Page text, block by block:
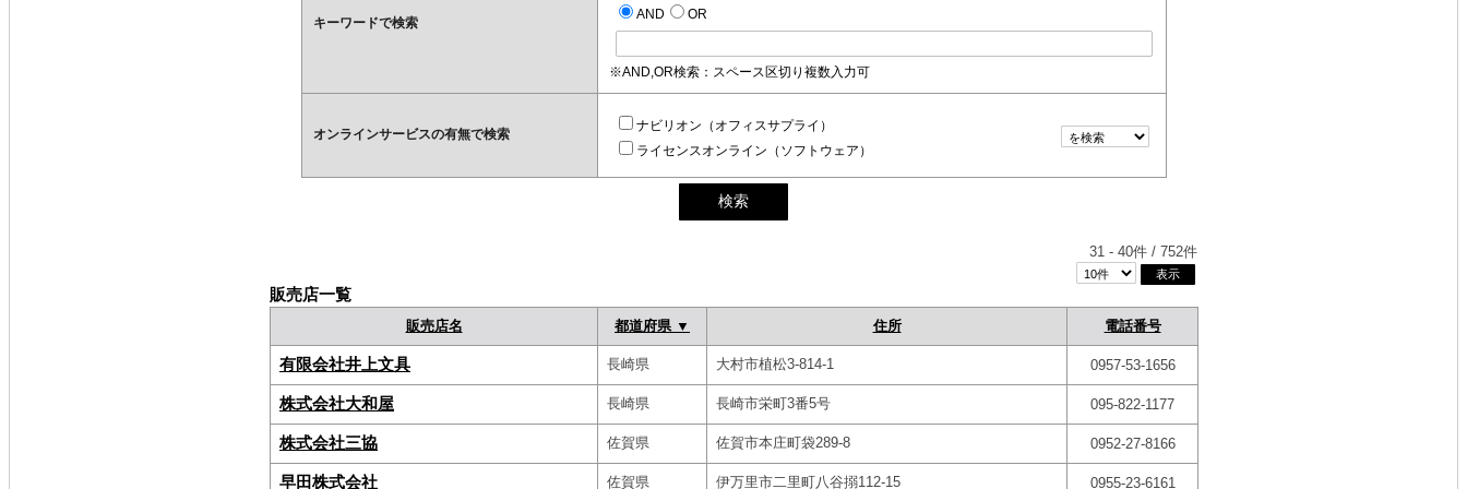
キーワードで検索
AND OR
※AND,OR検索：スペース区切り複数入力可
オンラインサービスの有無で検索
ナビリオン（オフィスサプライ）
ライセンスオンライン（ソフトウェア）
31 - 40件 / 752件
販売店一覧
販売店名 都道府県 ▼ 住所 電話番号
有限会社井上文具 長崎県 大村市植松3-814-1 0957-53-1656
株式会社大和屋 長崎県 長崎市栄町3番5号 095-822-1177
株式会社三協 佐賀県 佐賀市本庄町袋289-8 0952-27-8166
早田株式会社 佐賀県 伊万里市二里町八谷搦112-15 0955-23-6161